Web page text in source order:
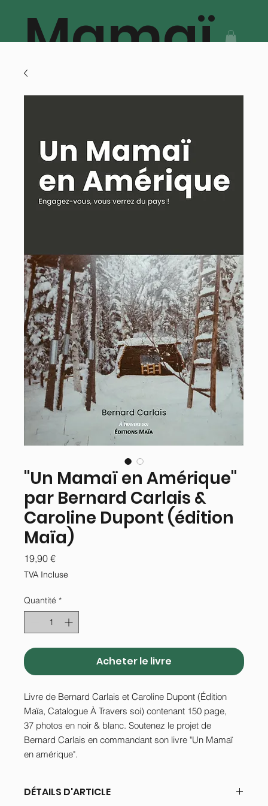
Mamaï
"Un Mamaï en Amérique"
par Bernard Carlais &
Caroline Dupont (édition
Maïa)
19,90 €Prix
TVA Incluse
Quantité *
Acheter le livre
Livre de Bernard Carlais et Caroline Dupont (Édition
Maïa, Catalogue À Travers soi) contenant 150 page,
37 photos en noir & blanc. Soutenez le projet de
Bernard Carlais en commandant son livre "Un Mamaï
en amérique".
DÉTAILS D'ARTICLE